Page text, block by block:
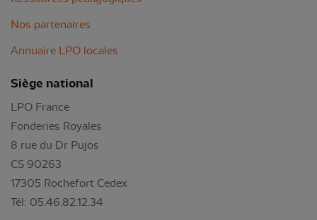
Nos partenaires
Annuaire LPO locales
Siège national
LPO France
Fonderies Royales
8 rue du Dr Pujos
CS 90263
17305 Rochefort Cedex
Tél: 05.46.82.12.34